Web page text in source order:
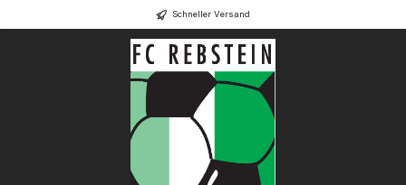
Schneller Versand